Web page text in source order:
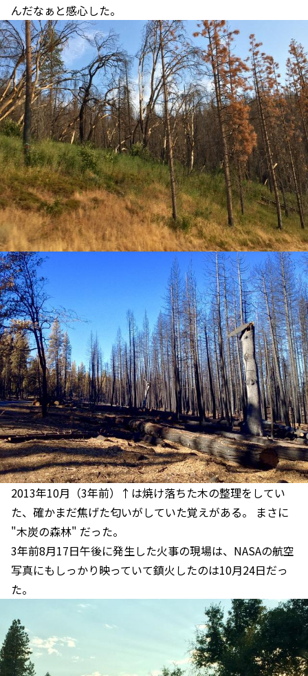
んだなぁと感心した。
2013年10月（3年前）↑は焼け落ちた木の整理をしてい
た、確かまだ焦げた匂いがしていた覚えがある。 まさに
"木炭の森林" だった。
3年前8月17日午後に発生した火事の現場は、NASAの航空
写真にもしっかり映っていて鎮火したのは10月24日だっ
た。